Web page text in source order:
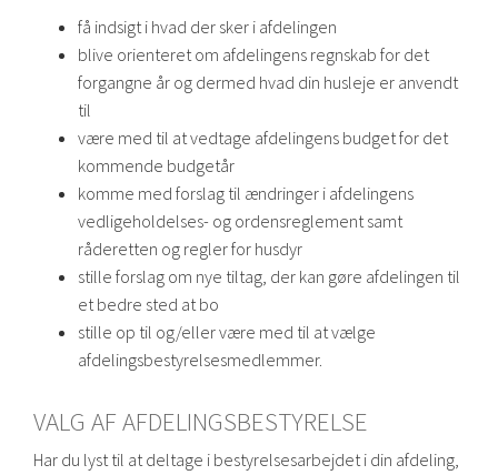
få indsigt i hvad der sker i afdelingen
blive orienteret om afdelingens regnskab for det
forgangne år og dermed hvad din husleje er anvendt
til
være med til at vedtage afdelingens budget for det
kommende budgetår
komme med forslag til ændringer i afdelingens
vedligeholdelses- og ordensreglement samt
råderetten og regler for husdyr
stille forslag om nye tiltag, der kan gøre afdelingen til
et bedre sted at bo
stille op til og/eller være med til at vælge
afdelingsbestyrelsesmedlemmer.
VALG AF AFDELINGSBESTYRELSE
Har du lyst til at deltage i bestyrelsesarbejdet i din afdeling,